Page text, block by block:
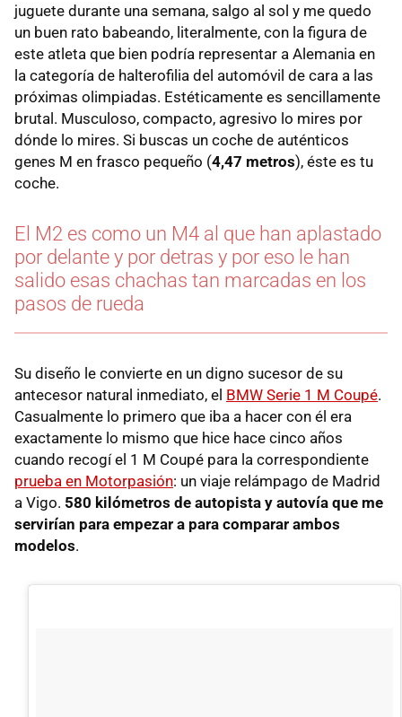
juguete durante una semana, salgo al sol y me quedo
un buen rato babeando, literalmente, con la figura de
este atleta que bien podría representar a Alemania en
la categoría de halterofilia del automóvil de cara a las
próximas olimpiadas. Estéticamente es sencillamente
brutal. Musculoso, compacto, agresivo lo mires por
dónde lo mires. Si buscas un coche de auténticos
genes M en frasco pequeño (4,47 metros), éste es tu
coche.
El M2 es como un M4 al que han aplastado
por delante y por detras y por eso le han
salido esas chachas tan marcadas en los
pasos de rueda
Su diseño le convierte en un digno sucesor de su
antecesor natural inmediato, el BMW Serie 1 M Coupé.
Casualmente lo primero que iba a hacer con él era
exactamente lo mismo que hice hace cinco años
cuando recogí el 1 M Coupé para la correspondiente
prueba en Motorpasión: un viaje relámpago de Madrid
a Vigo. 580 kilómetros de autopista y autovía que me
servirían para empezar a para comparar ambos
modelos.